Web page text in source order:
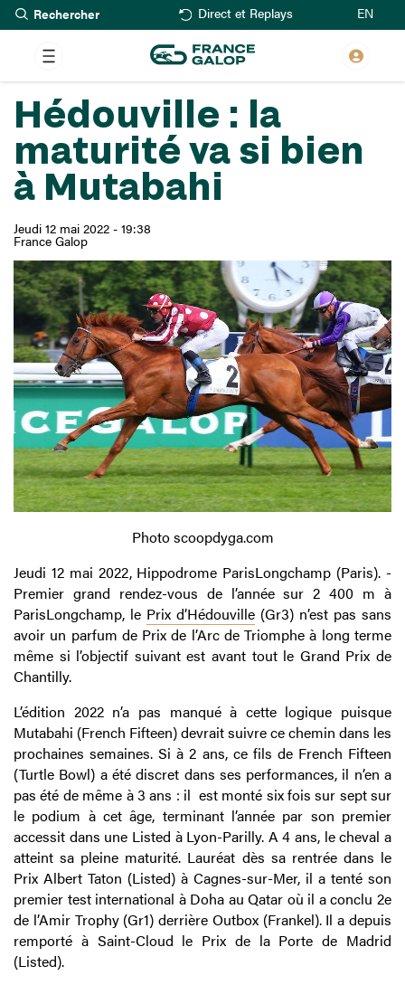
Aller
au
contenu
principal
Rechercher Direct et Replays EN
Hédouville : la
maturité va si bien
à Mutabahi
Jeudi 12 mai 2022 - 19:38
France Galop
Photo scoopdyga.com
Jeudi 12 mai 2022, Hippodrome ParisLongchamp (Paris). -
Premier grand rendez-vous de l’année sur 2 400 m à
ParisLongchamp, le Prix d’Hédouville (Gr3) n’est pas sans
avoir un parfum de Prix de l’Arc de Triomphe à long terme
même si l’objectif suivant est avant tout le Grand Prix de
Chantilly.
L’édition 2022 n’a pas manqué à cette logique puisque
Mutabahi (French Fifteen) devrait suivre ce chemin dans les
prochaines semaines. Si à 2 ans, ce fils de French Fifteen
(Turtle Bowl) a été discret dans ses performances, il n’en a
pas été de même à 3 ans : il est monté six fois sur sept sur
le podium à cet âge, terminant l’année par son premier
accessit dans une Listed à Lyon-Parilly. A 4 ans, le cheval a
atteint sa pleine maturité. Lauréat dès sa rentrée dans le
Prix Albert Taton (Listed) à Cagnes-sur-Mer, il a tenté son
premier test international à Doha au Qatar où il a conclu 2e
de l’Amir Trophy (Gr1) derrière Outbox (Frankel). Il a depuis
remporté à Saint-Cloud le Prix de la Porte de Madrid
(Listed).